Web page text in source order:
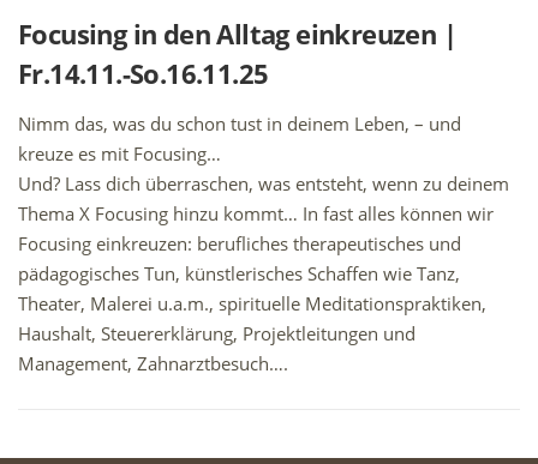
Focusing in den Alltag einkreuzen |
Fr.14.11.-So.16.11.25
Nimm das, was du schon tust in deinem Leben, – und
kreuze es mit Focusing…
Und? Lass dich überraschen, was entsteht, wenn zu deinem
Thema X Focusing hinzu kommt… In fast alles können wir
Focusing einkreuzen: berufliches therapeutisches und
pädagogisches Tun, künstlerisches Schaffen wie Tanz,
Theater, Malerei u.a.m., spirituelle Meditationspraktiken,
Haushalt, Steuererklärung, Projektleitungen und
Management, Zahnarztbesuch….